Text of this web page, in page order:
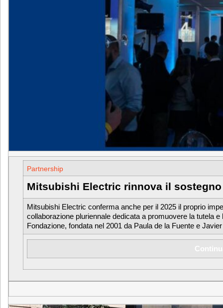
Partnership
Mitsubishi Electric rinnova il sostegno
Mitsubishi Electric conferma anche per il 2025 il proprio
collaborazione pluriennale dedicata a promuovere la tutela
Fondazione, fondata nel 2001 da Paula de la Fuente e